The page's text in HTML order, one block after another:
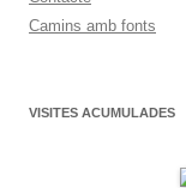
Camins amb fonts
VISITES ACUMULADES